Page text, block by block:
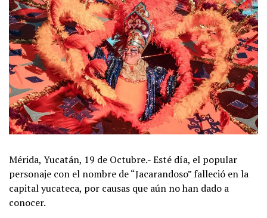
Mérida, Yucatán, 19 de Octubre.- Esté día, el popular
personaje con el nombre de “Jacarandoso” falleció en la
capital yucateca, por causas que aún no han dado a
conocer.